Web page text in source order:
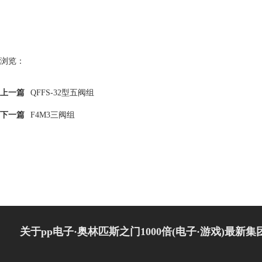
浏览：
上一篇 QFFS-32型五阀组
下一篇 F4M3三阀组
关于pp电子·奥林匹斯之门1000倍(电子·游戏)最新